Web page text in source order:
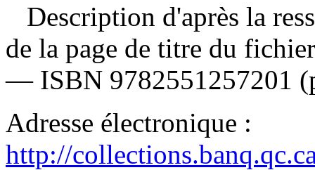
Description d'après la
de la page de titre du
— ISBN 9782551257201
Adresse électronique :
http://